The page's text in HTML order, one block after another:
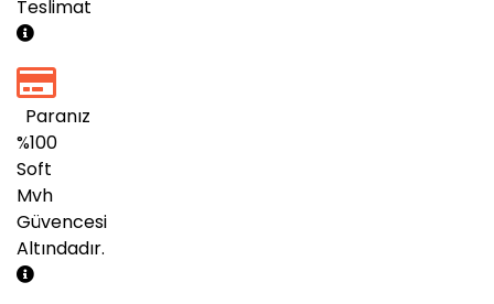
Teslimat
Paranız
%100
Soft
Mvh
Güvencesi
Altındadır.